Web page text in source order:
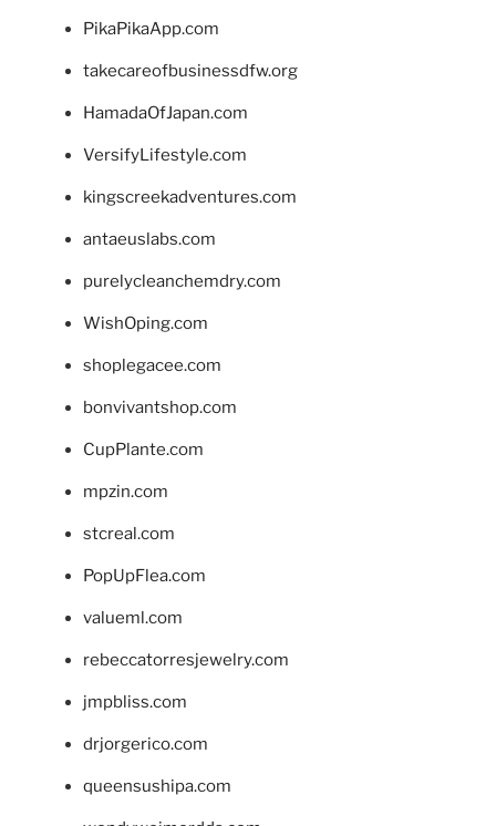
PikaPikaApp.com
takecareofbusinessdfw.org
HamadaOfJapan.com
VersifyLifestyle.com
kingscreekadventures.com
antaeuslabs.com
purelycleanchemdry.com
WishOping.com
shoplegacee.com
bonvivantshop.com
CupPlante.com
mpzin.com
stcreal.com
PopUpFlea.com
valueml.com
rebeccatorresjewelry.com
jmpbliss.com
drjorgerico.com
queensushipa.com